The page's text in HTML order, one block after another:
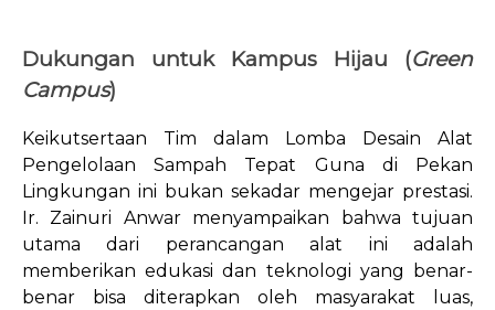
Dukungan untuk Kampus Hijau (Green
Campus)
Keikutsertaan Tim dalam Lomba Desain Alat
Pengelolaan Sampah Tepat Guna di Pekan
Lingkungan ini bukan sekadar mengejar prestasi.
Ir. Zainuri Anwar menyampaikan bahwa tujuan
utama dari perancangan alat ini adalah
memberikan edukasi dan teknologi yang benar-
benar bisa diterapkan oleh masyarakat luas,